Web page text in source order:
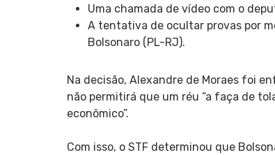
Uma chamada de vídeo com o
A tentativa de ocultar provas por
Bolsonaro (PL-RJ).
Na decisão, Alexandre de Moraes foi
não permitirá que um réu “a faça de
econômico”.
Com isso, o STF determinou que